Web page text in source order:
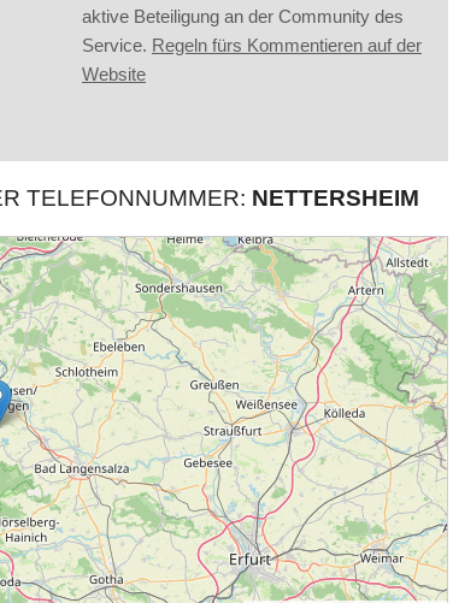
aktive Beteiligung an der Community des
Service. Regeln fürs Kommentieren auf der
Website
TELEFONNUMMER: NETTERSHEIM